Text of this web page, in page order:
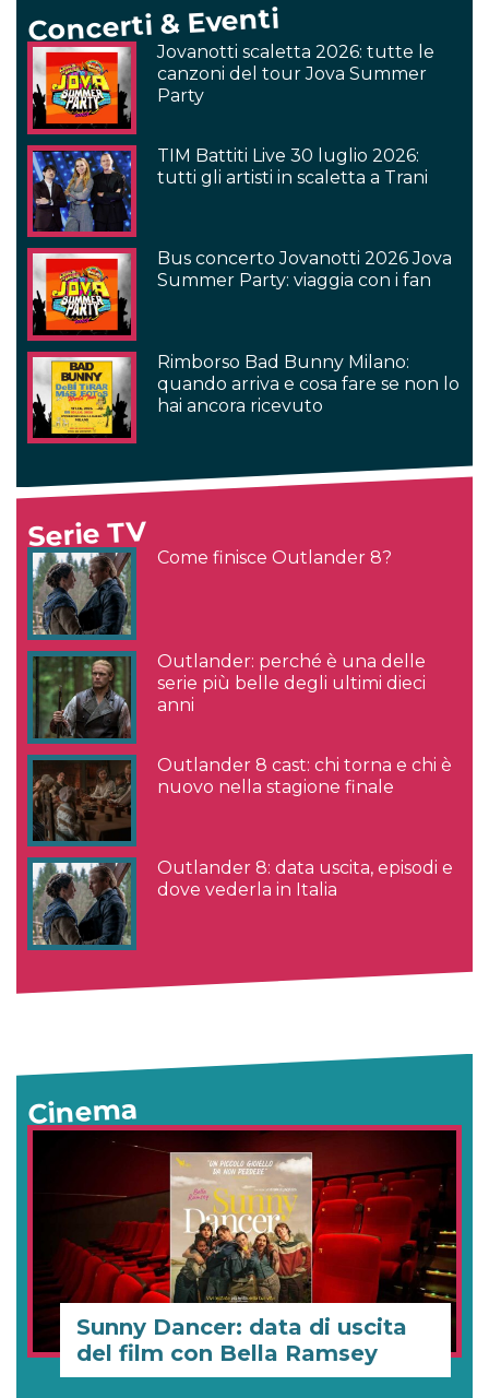
Concerti & Eventi
Jovanotti scaletta 2026: tutte le
canzoni del tour Jova Summer
Party
TIM Battiti Live 30 luglio 2026:
tutti gli artisti in scaletta a Trani
Bus concerto Jovanotti 2026 Jova
Summer Party: viaggia con i fan
Rimborso Bad Bunny Milano:
quando arriva e cosa fare se non lo
hai ancora ricevuto
Serie TV
Come finisce Outlander 8?
Outlander: perché è una delle
serie più belle degli ultimi dieci
anni
Outlander 8 cast: chi torna e chi è
nuovo nella stagione finale
Outlander 8: data uscita, episodi e
dove vederla in Italia
Cinema
Sunny Dancer: data di uscita
del film con Bella Ramsey